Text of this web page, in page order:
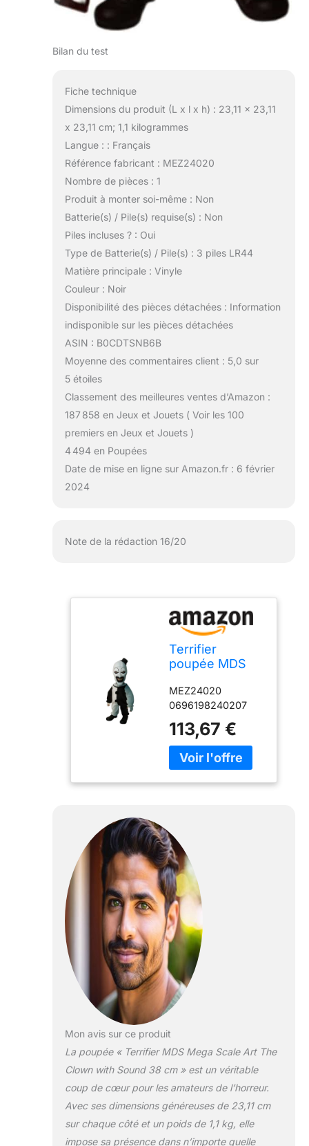
Bilan du test
Fiche technique
Dimensions du produit (L x l x h) : 23,11 x 23,11
x 23,11 cm; 1,1 kilogrammes
Langue : : Français
Référence fabricant : MEZ24020
Nombre de pièces : 1
Produit à monter soi-même : Non
Batterie(s) / Pile(s) requise(s) : Non
Piles incluses ? : Oui
Type de Batterie(s) / Pile(s) : 3 piles LR44
Matière principale : Vinyle
Couleur : Noir
Disponibilité des pièces détachées : Information
indisponible sur les pièces détachées
ASIN : B0CDTSNB6B
Moyenne des commentaires client : 5,0 sur
5 étoiles
Classement des meilleures ventes d’Amazon :
187 858 en Jeux et Jouets ( Voir les 100
premiers en Jeux et Jouets )
4 494 en Poupées
Date de mise en ligne sur Amazon.fr : 6 février
2024
Note de la rédaction 16/20
Terrifier
poupée MDS
The Clown with
Sound 38 cm
MEZ24020
0696198240207
113,67 €
Mon avis sur ce produit
La poupée « Terrifier MDS Mega Scale Art The
Clown with Sound 38 cm » est un véritable
coup de cœur pour les amateurs de l’horreur.
Avec ses dimensions généreuses de 23,11 cm
sur chaque côté et un poids de 1,1 kg, elle
impose sa présence dans n’importe quelle